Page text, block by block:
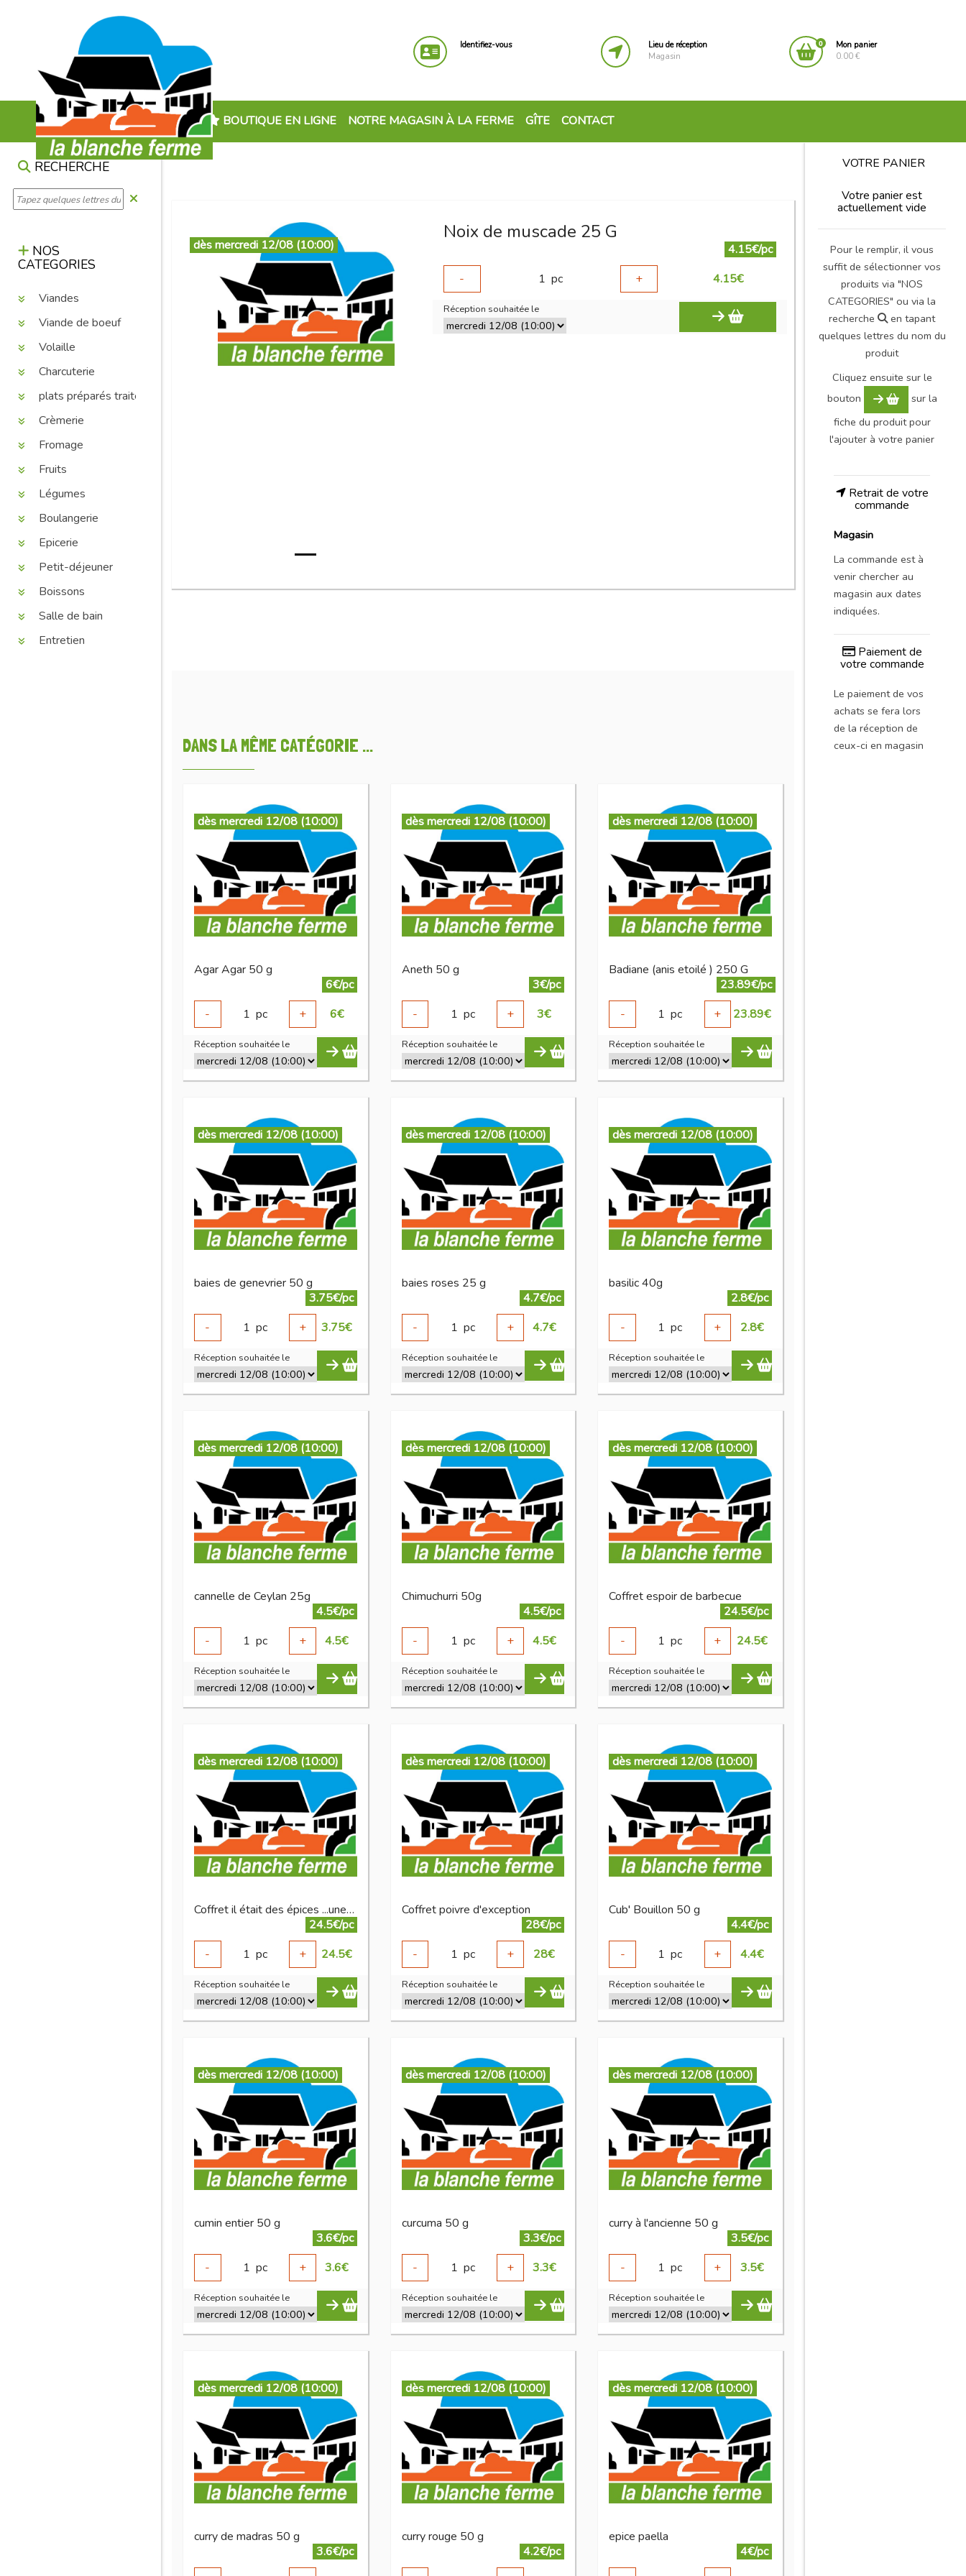
Identifiez-vous
Lieu de réception
Magasin
0
Mon panier
0.00 €
BOUTIQUE EN LIGNE NOTRE MAGASIN À LA FERME GÎTE CONTACT
RECHERCHE
NOS
CATEGORIES
Viandes
Viande de boeuf
Volaille
Charcuterie
plats préparés traiteur
Crèmerie
Fromage
Fruits
Légumes
Boulangerie
Epicerie
Petit-déjeuner
Boissons
Salle de bain
Entretien
dès mercredi 12/08 (10:00)
Noix de muscade 25 G
4.15€/pc
-
1 pc + 4.15€
Réception souhaitée le
DANS LA MÊME CATÉGORIE ...
dès mercredi 12/08 (10:00)
Agar Agar 50 g
6€/pc
-
1 pc + 6€
Réception souhaitée le
dès mercredi 12/08 (10:00)
Aneth 50 g
3€/pc
-
1 pc + 3€
Réception souhaitée le
dès mercredi 12/08 (10:00)
Badiane (anis etoilé ) 250 G
23.89€/pc
-
1 pc + 23.89€
Réception souhaitée le
dès mercredi 12/08 (10:00)
baies de genevrier 50 g
3.75€/pc
-
1 pc + 3.75€
Réception souhaitée le
dès mercredi 12/08 (10:00)
baies roses 25 g
4.7€/pc
-
1 pc + 4.7€
Réception souhaitée le
dès mercredi 12/08 (10:00)
basilic 40g
2.8€/pc
-
1 pc + 2.8€
Réception souhaitée le
dès mercredi 12/08 (10:00)
cannelle de Ceylan 25g
4.5€/pc
-
1 pc + 4.5€
Réception souhaitée le
dès mercredi 12/08 (10:00)
Chimuchurri 50g
4.5€/pc
-
1 pc + 4.5€
Réception souhaitée le
dès mercredi 12/08 (10:00)
Coffret espoir de barbecue
24.5€/pc
-
1 pc + 24.5€
Réception souhaitée le
dès mercredi 12/08 (10:00)
Coffret il était des épices ...une fois
24.5€/pc
-
1 pc + 24.5€
Réception souhaitée le
dès mercredi 12/08 (10:00)
Coffret poivre d'exception
28€/pc
-
1 pc + 28€
Réception souhaitée le
dès mercredi 12/08 (10:00)
Cub' Bouillon 50 g
4.4€/pc
-
1 pc + 4.4€
Réception souhaitée le
dès mercredi 12/08 (10:00)
cumin entier 50 g
3.6€/pc
-
1 pc + 3.6€
Réception souhaitée le
dès mercredi 12/08 (10:00)
curcuma 50 g
3.3€/pc
-
1 pc + 3.3€
Réception souhaitée le
dès mercredi 12/08 (10:00)
curry à l'ancienne 50 g
3.5€/pc
-
1 pc + 3.5€
Réception souhaitée le
dès mercredi 12/08 (10:00)
curry de madras 50 g
3.6€/pc
dès mercredi 12/08 (10:00)
curry rouge 50 g
4.2€/pc
dès mercredi 12/08 (10:00)
epice paella
4€/pc
VOTRE PANIER
Votre panier est
actuellement vide
Pour le remplir, il vous
suffit de sélectionner vos
produits via "NOS
CATEGORIES" ou via la
recherche
en tapant
quelques lettres du nom du
produit
Cliquez ensuite sur le
bouton
sur la
fiche du produit pour
l'ajouter à votre panier
Retrait de votre
commande
Magasin
La commande est à
venir chercher au
magasin aux dates
indiquées.
Paiement de
votre commande
Le paiement de vos
achats se fera lors
de la réception de
ceux-ci en magasin